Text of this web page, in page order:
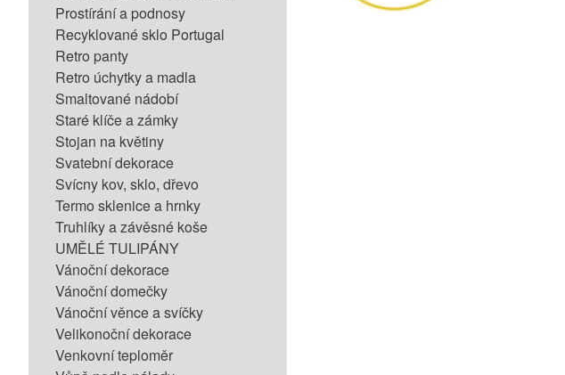
Prostírání a podnosy
Recyklované sklo Portugal
Retro panty
Retro úchytky a madla
Smaltované nádobí
Staré klíče a zámky
Stojan na květiny
Svatební dekorace
Svícny kov, sklo, dřevo
Termo sklenice a hrnky
Truhlíky a závěsné koše
UMĚLÉ TULIPÁNY
Vánoční dekorace
Vánoční domečky
Vánoční věnce a svíčky
Velikonoční dekorace
Venkovní teploměr